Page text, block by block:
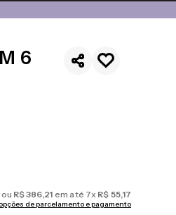
LENTES COM ATÉ 50% OFF + 20% EXTRA
6
ou R$386,21 em até 7x R$ 55,17
de parcelamento e pagamento